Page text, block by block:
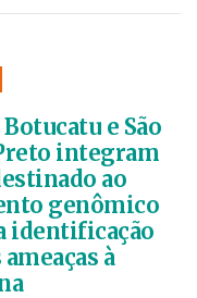
e São
integram
ao
genômico
identificação
à